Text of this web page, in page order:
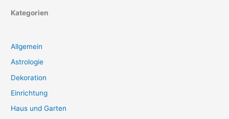
Kategorien
Allgemein
Astrologie
Dekoration
Einrichtung
Haus und Garten